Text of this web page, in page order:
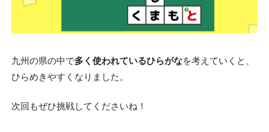
九州の県の中で多く使われているひらがなを考えていくと、
ひらめきやすくなりました。
次回もぜひ挑戦してくださいね！